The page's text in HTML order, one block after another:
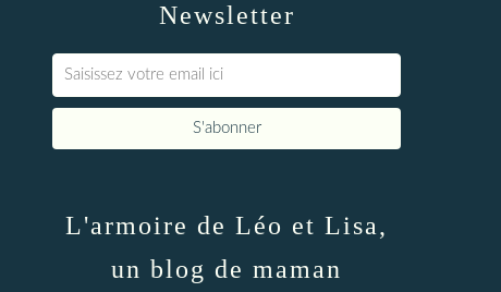
Newsletter
L'armoire de Léo et Lisa,
un blog de maman